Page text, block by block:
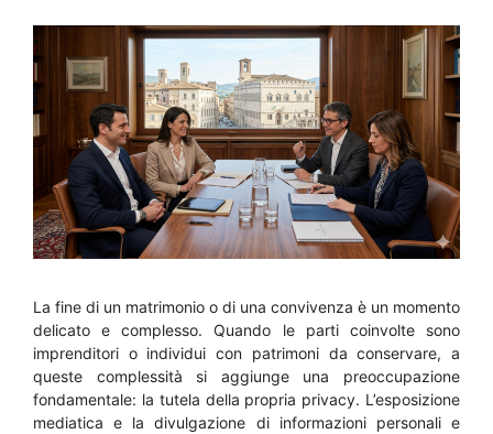
La fine di un matrimonio o di una convivenza è un momento
delicato e complesso. Quando le parti coinvolte sono
imprenditori o individui con patrimoni da conservare, a
queste complessità si aggiunge una preoccupazione
fondamentale: la tutela della propria privacy. L’esposizione
mediatica e la divulgazione di informazioni personali e